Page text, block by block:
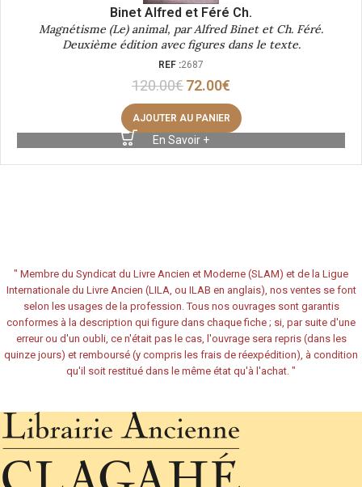
Binet Alfred et Féré Ch.
Magnétisme (Le) animal, par Alfred Binet et Ch. Féré.
Deuxième édition avec figures dans le texte.
REF :2687
120.00€72.00€
AJOUTER AU PANIER
En Savoir +
" Membre du Syndicat du Livre Ancien et Moderne (SLAM) et de la Ligue
Internationale du Livre Ancien (LILA, ou ILAB en anglais), nos ventes se font
selon les usages de la profession. Tous nos ouvrages sont garantis
conformes à la description qui figure dans chaque fiche ; si, par suite d'une
erreur ou d'un oubli, ce n'était pas le cas, l'ouvrage sera repris (dans les
quinze jours) et remboursé (y compris les frais de réexpédition), à condition
qu'il soit restitué dans le même état qu'à l'achat. "